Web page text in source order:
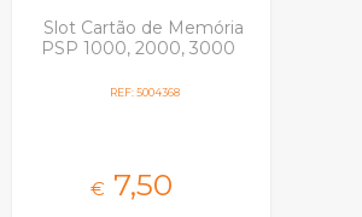
Slot Cartão de Memória
PSP 1000, 2000, 3000
REF: 5004368
€ 7,50